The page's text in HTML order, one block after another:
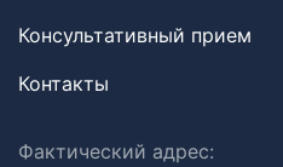
Консультативный прием
Контакты
Фактический адрес: